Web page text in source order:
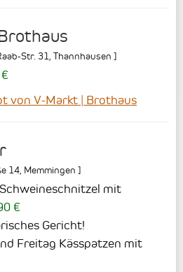
Str. 31 Thannhausen ]
von V-Markt | Brothaus
14, Memmingen ]
mit
€
Gericht!
Freitag Kässpatzen mit